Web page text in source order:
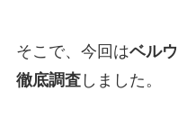
そこで、今回はベル
徹底調査しました。